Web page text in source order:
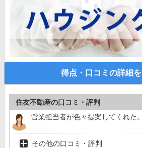
得点・口コミの詳細
住友不動産の口コミ・評判
営業担当者が色々提案してくれた
その他の口コミ・評判